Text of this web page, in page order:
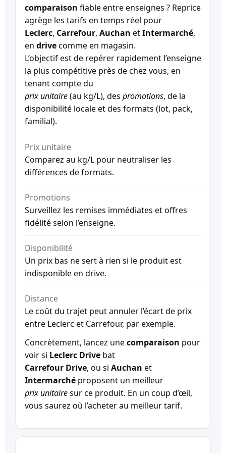
comparaison fiable entre enseignes ? Reprice
agrège les tarifs en temps réel pour
Leclerc, Carrefour, Auchan etIntermarché,
en drivecomme en magasin.
L’objectif est de repérer rapidement l’enseigne
la plus compétitive près de chez vous, en
tenant compte du
prix unitaire(au kg/L), des promotions, de la
disponibilité locale et des formats (lot, pack,
familial).
Prix unitaire
Comparez au kg/L pour neutraliser les
différences de formats.
Promotions
Surveillez les remises immédiates et offres
fidélité selon l’enseigne.
Disponibilité
Un prix bas ne sert à rien si le produit est
indisponible en drive.
Distance
Le coût du trajet peut annuler l’écart de prix
entre Leclerc et Carrefour, par exemple.
Concrètement, lancez unecomparaison pour
voir si Leclerc Drive bat
Carrefour Drive, ou si Auchan et
Intermarché proposent un meilleur
prix unitairesur ce produit. En un coup d’œil,
vous saurez où l’acheter au meilleur tarif.